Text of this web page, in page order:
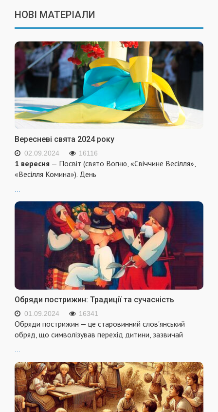
НОВІ МАТЕРІАЛИ
Вересневі свята 2024 року
02.09.2024 16116
1 вересня — Посвіт (свято Вогню, «Свіччине Весілля»,
«Весілля Комина»). День
...
Обряди пострижин: Традиції та сучасність
01.09.2024 16341
Обряди пострижин — це старовинний слов'янський
обряд, що символізував перехід дитини, зазвичай